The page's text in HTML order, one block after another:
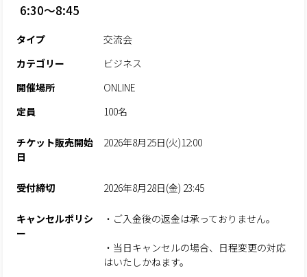
6:30～8:45
タイプ
交流会
カテゴリー
ビジネス
開催場所
ONLINE
定員
100名
チケット販売開始
日
2026年8月25日(火)12:00
受付締切 2026年8月28日(金) 23:45
キャンセルポリシ
ー
・ご入金後の返金は承っておりません。
・当日キャンセルの場合、日程変更の対応
はいたしかねます。